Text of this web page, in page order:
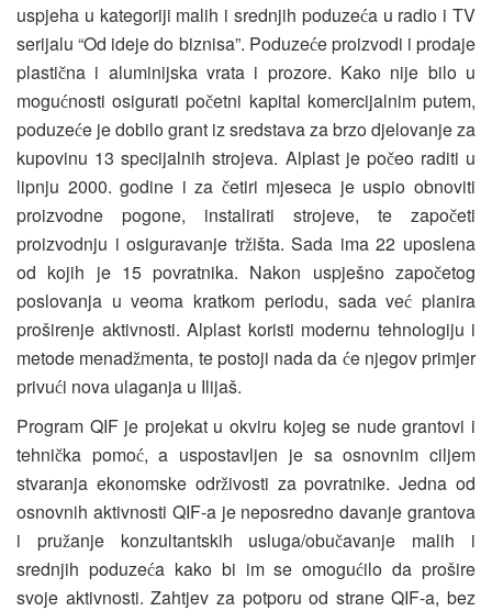
uspjeha u kategoriji malih i srednjih poduzeća u radio i TV
serijalu “Od ideje do biznisa”. Poduzeće proizvodi i prodaje
plastična i aluminijska vrata i prozore. Kako nije bilo u
mogućnosti osigurati početni kapital komercijalnim putem,
poduzeće je dobilo grant iz sredstava za brzo djelovanje za
kupovinu 13 specijalnih strojeva. Alplast je počeo raditi u
lipnju 2000. godine i za četiri mjeseca je uspio obnoviti
proizvodne pogone, instalirati strojeve, te započeti
proizvodnju i osiguravanje tržišta. Sada ima 22 uposlena
od kojih je 15 povratnika. Nakon uspješno započetog
poslovanja u veoma kratkom periodu, sada već planira
proširenje aktivnosti. Alplast koristi modernu tehnologiju i
metode menadžmenta, te postoji nada da će njegov primjer
privući nova ulaganja u Ilijaš.
Program QIF je projekat u okviru kojeg se nude grantovi i
tehnička pomoć, a uspostavljen je sa osnovnim ciljem
stvaranja ekonomske održivosti za povratnike. Jedna od
osnovnih aktivnosti QIF-a je neposredno davanje grantova
i pružanje konzultantskih usluga/obučavanje malih i
srednjih poduzeća kako bi im se omogućilo da prošire
svoje aktivnosti. Zahtjev za potporu od strane QIF-a, bez